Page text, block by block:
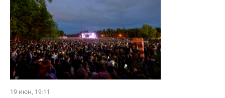
19 июн, 19:11